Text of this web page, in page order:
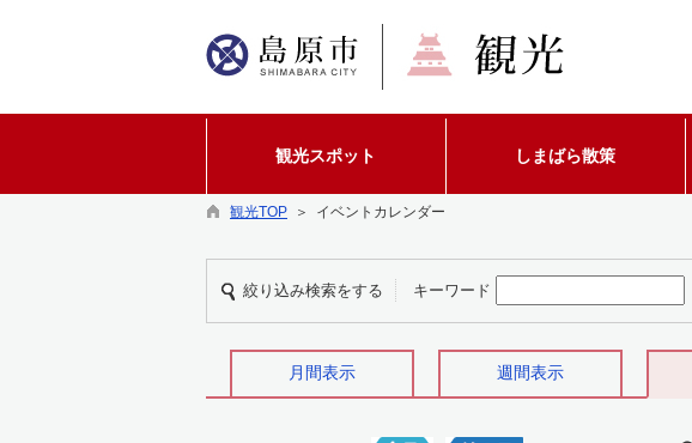
観光スポット しまばら散策
観光TOP ＞ イベントカレンダー
絞り込み検索をする キーワード
月間表示 週間表示